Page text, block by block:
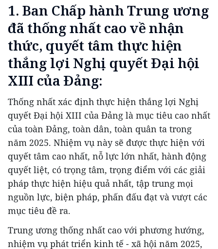
1. Ban Chấp hành Trung ương
đã thống nhất cao về nhận
thức, quyết tâm thực hiện
thắng lợi Nghị quyết Đại hội
XIII của Đảng:
Thống nhất xác định thực hiện thắng lợi Nghị
quyết Đại hội XIII của Đảng là mục tiêu cao nhất
của toàn Đảng, toàn dân, toàn quân ta trong
năm 2025. Nhiệm vụ này sẽ được thực hiện với
quyết tâm cao nhất, nỗ lực lớn nhất, hành động
quyết liệt, có trọng tâm, trọng điểm với các giải
pháp thực hiện hiệu quả nhất, tập trung mọi
nguồn lực, biện pháp, phấn đấu đạt và vượt các
mục tiêu đề ra.
Trung ương thống nhất cao với phương hướng,
nhiệm vụ phát triển kinh tế - xã hội năm 2025,